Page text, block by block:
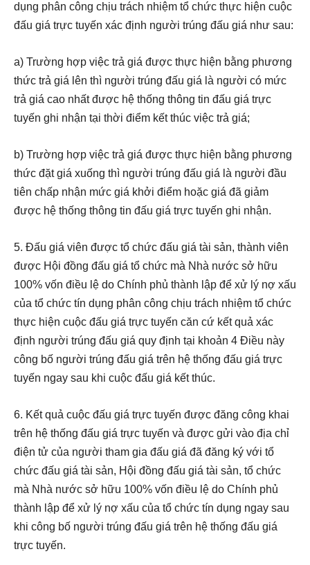
dụng phân công chịu trách nhiệm tổ chức thực hiện cuộc
đấu giá trực tuyến xác định người trúng đấu giá như sau:
a) Trường hợp việc trả giá được thực hiện bằng phương
thức trả giá lên thì người trúng đấu giá là người có mức
trả giá cao nhất được hệ thống thông tin đấu giá trực
tuyến ghi nhận tại thời điểm kết thúc việc trả giá;
b) Trường hợp việc trả giá được thực hiện bằng phương
thức đặt giá xuống thì người trúng đấu giá là người đầu
tiên chấp nhận mức giá khởi điểm hoặc giá đã giảm
được hệ thống thông tin đấu giá trực tuyến ghi nhận.
5. Đấu giá viên được tổ chức đấu giá tài sản, thành viên
được Hội đồng đấu giá tổ chức mà Nhà nước sở hữu
100% vốn điều lệ do Chính phủ thành lập để xử lý nợ xấu
của tổ chức tín dụng phân công chịu trách nhiệm tổ chức
thực hiện cuộc đấu giá trực tuyến căn cứ kết quả xác
định người trúng đấu giá quy định tại khoản 4 Điều này
công bố người trúng đấu giá trên hệ thống đấu giá trực
tuyến ngay sau khi cuộc đấu giá kết thúc.
6. Kết quả cuộc đấu giá trực tuyến được đăng công khai
trên hệ thống đấu giá trực tuyến và được gửi vào địa chỉ
điện tử của người tham gia đấu giá đã đăng ký với tổ
chức đấu giá tài sản, Hội đồng đấu giá tài sản, tổ chức
mà Nhà nước sở hữu 100% vốn điều lệ do Chính phủ
thành lập để xử lý nợ xấu của tổ chức tín dụng ngay sau
khi công bố người trúng đấu giá trên hệ thống đấu giá
trực tuyến.